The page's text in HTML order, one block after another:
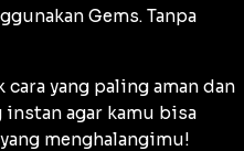
Gems. Tanpa
yang paling aman dan
instan agar kamu bisa
menghalangimu!